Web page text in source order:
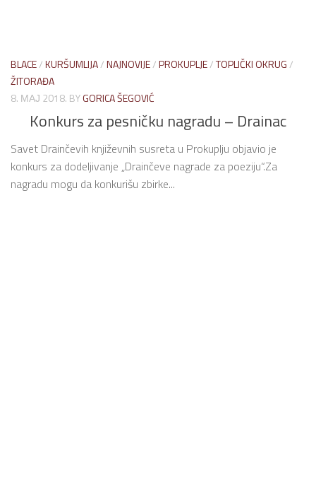
BLACE/KURŠUMLIJA/NAJNOVIJE/PROKUPLJE/TOPLIČKI OKRUG/
ŽITORAĐA
8. МАЈ 2018. BYGORICA ŠEGOVIĆ
Konkurs za pesničku nagradu – Drainac
Savet Drainčevih književnih susreta u Prokuplju objavio je
konkurs za dodeljivanje „Drainčeve nagrade za poeziju“.Za
nagradu mogu da konkurišu zbirke...